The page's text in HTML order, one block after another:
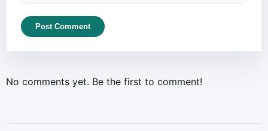
Post Comment
No comments yet. Be the first to comment!